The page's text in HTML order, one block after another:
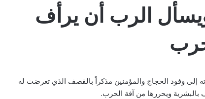
ويسأل الرب أن يرأف
إلى وفود الحجاج والمؤمنين مذكراً بالقصف الذي تعرضت له
بالبشرية ويحررها من آفة الحرب.